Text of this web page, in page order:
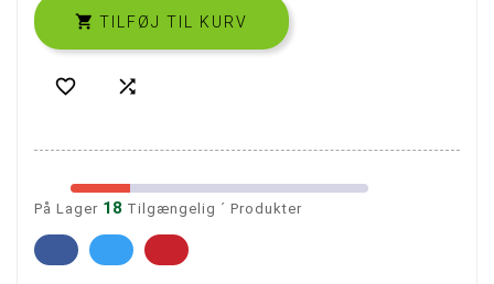
 TILFØJ TIL KURV
 
På Lager 18 Tilgængelig ´ Produkter